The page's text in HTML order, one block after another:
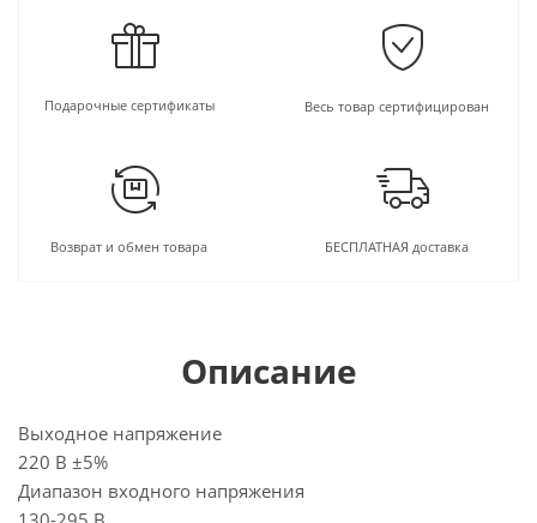
Подарочные сертификаты Весь товар сертифицирован
Возврат и обмен товара БЕСПЛАТНАЯ доставка
Описание
Выходное напряжение
220 В ±5%
Диапазон входного напряжения